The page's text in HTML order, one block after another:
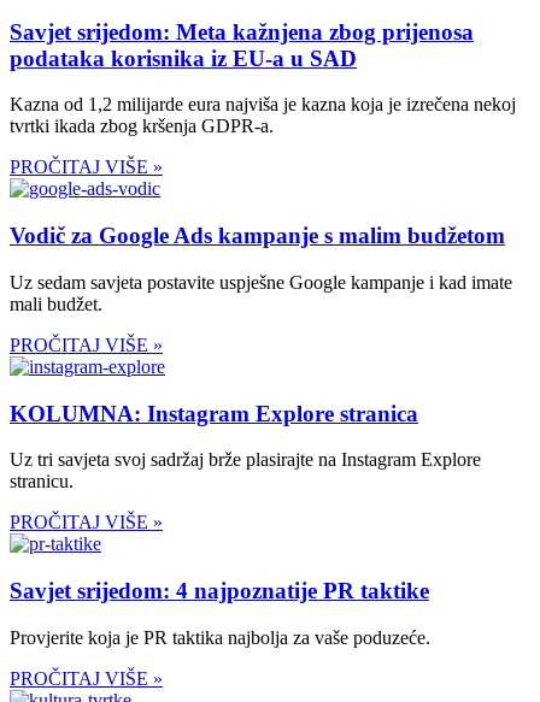
Savjet srijedom: Meta kažnjena zbog prijenosa
podataka korisnika iz EU-a u SAD
Kazna od 1,2 milijarde eura najviša je kazna koja je izrečena nekoj
tvrtki ikada zbog kršenja GDPR-a.
PROČITAJ VIŠE »
Vodič za Google Ads kampanje s malim budžetom
Uz sedam savjeta postavite uspješne Google kampanje i kad imate
mali budžet.
PROČITAJ VIŠE »
KOLUMNA: Instagram Explore stranica
Uz tri savjeta svoj sadržaj brže plasirajte na Instagram Explore
stranicu.
PROČITAJ VIŠE »
Savjet srijedom: 4 najpoznatije PR taktike
Provjerite koja je PR taktika najbolja za vaše poduzeće.
PROČITAJ VIŠE »